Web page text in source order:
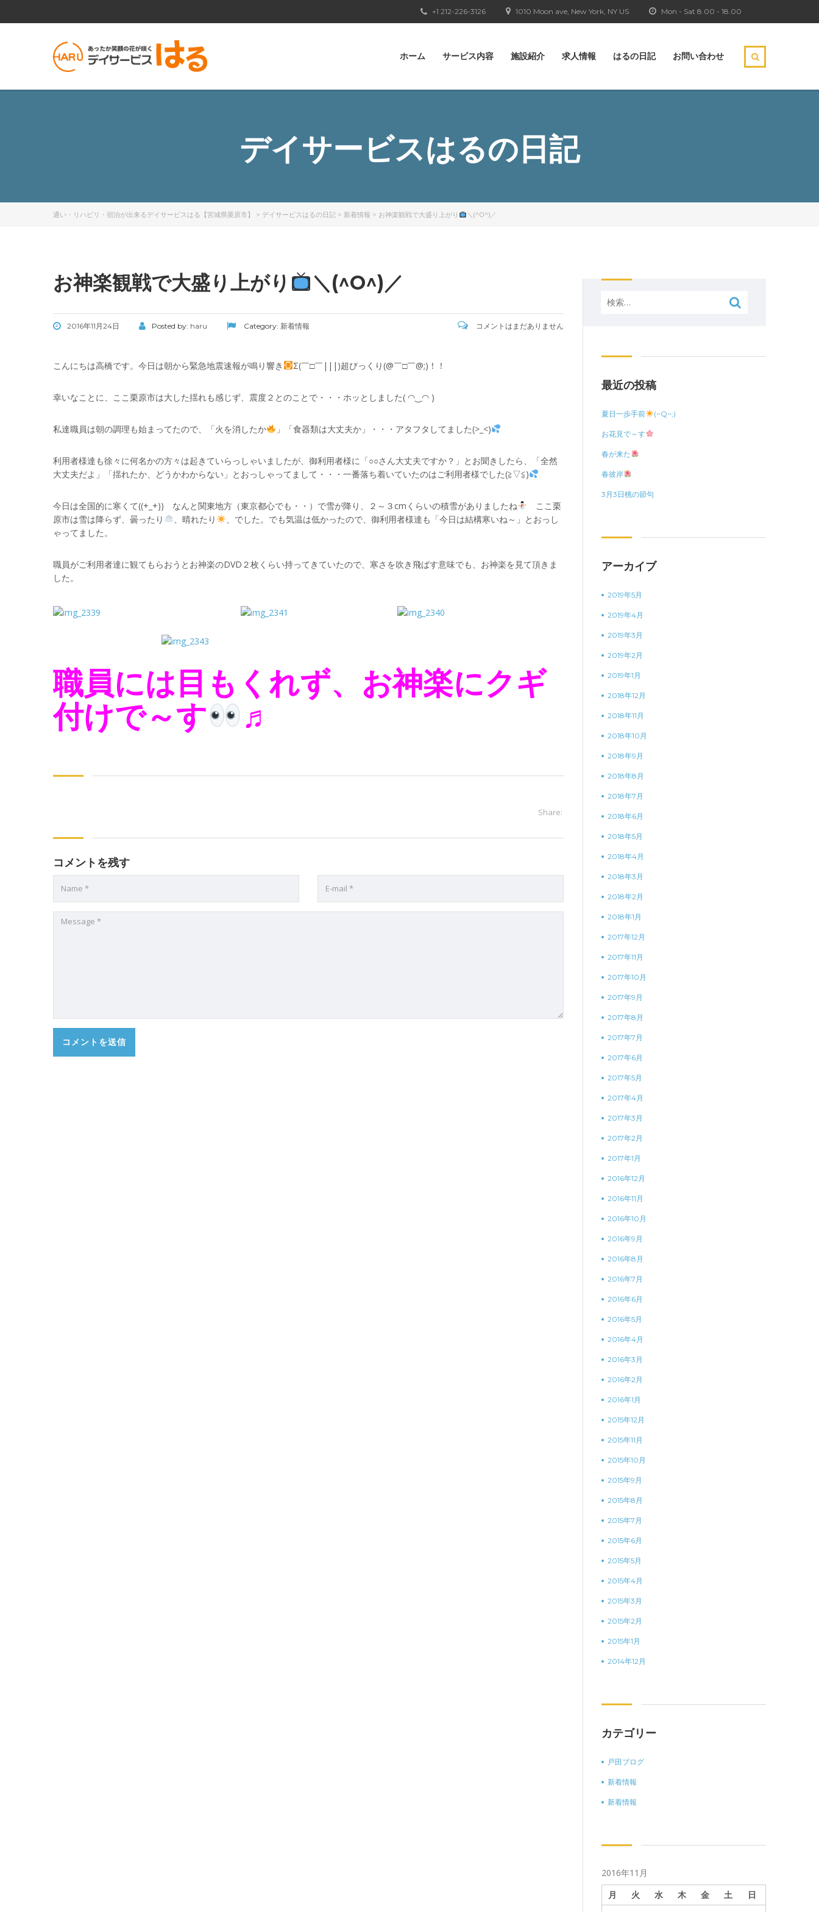
Mon - Sat 8.00 - 18.00
1010 Moon ave, New York, NY US
+1 212-226-3126
ホーム サービス内容 施設紹介 求人情報 はるの日記 お問い合わせ
デイサービスはるの日記
通い・リハビリ・宿泊が出来るデイサービスはる【宮城県栗原市】 > デイサービスはるの日記 > 新着情報 > お神楽観戦で大盛り上がり ＼(^O^)／
お神楽観戦で大盛り上がり ＼(^O^)／
2016年11月24日 Posted by: haru Category: 新着情報 コメントはまだありません
こんにちは高橋です。今日は朝から緊急地震速報が鳴り響き Σ(￣□￣|||)超びっくり(@￣□￣@;)！！
幸いなことに、ここ栗原市は大した揺れも感じず、震度２とのことで・・・ホッとしました( ◠‿◠ )
私達職員は朝の調理も始まってたので、「火を消したか 」「食器類は大丈夫か」・・・アタフタしてました(>_<)
利用者様達も徐々に何名かの方々は起きていらっしゃいましたが、御利用者様に「○○さん大丈夫ですか？」とお聞きしたら、「全然
大丈夫だよ」「揺れたか、どうかわからない」とおっしゃってまして・・・一番落ち着いていたのはご利用者様でした(≧▽≦)
今日は全国的に寒くて((+_+)) なんと関東地方（東京都心でも・・）で雪が降り、２～３cmくらいの積雪がありましたね
ここ栗
原市は雪は降らず、曇ったり
、晴れたり
、でした。でも気温は低かったので、御利用者様達も「今日は結構寒いね～」とおっし
ゃってました。
職員がご利用者達に観てもらおうとお神楽のDVD２枚くらい持ってきていたので、寒さを吹き飛ばす意味でも、お神楽を見て頂きま
した。
職員には目もくれず、お神楽にクギ
付けで～す
♬
Share:
コメントを残す
検
索:
最近の投稿
夏日一歩手前 (~Q~;)
お花見で～す
春が来た
春彼岸
3月3日桃の節句
アーカイブ
2019年5月
2019年4月
2019年3月
2019年2月
2019年1月
2018年12月
2018年11月
2018年10月
2018年9月
2018年8月
2018年7月
2018年6月
2018年5月
2018年4月
2018年3月
2018年2月
2018年1月
2017年12月
2017年11月
2017年10月
2017年9月
2017年8月
2017年7月
2017年6月
2017年5月
2017年4月
2017年3月
2017年2月
2017年1月
2016年12月
2016年11月
2016年10月
2016年9月
2016年8月
2016年7月
2016年6月
2016年5月
2016年4月
2016年3月
2016年2月
2016年1月
2015年12月
2015年11月
2015年10月
2015年9月
2015年8月
2015年7月
2015年6月
2015年5月
2015年4月
2015年3月
2015年2月
2015年1月
2014年12月
カテゴリー
戸田ブログ
新着情報
新着情報
2016年11月
月
火 水 木 金 土
日